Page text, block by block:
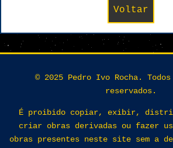
Voltar
© 2025 Pedro Ivo Rocha.
reservados.
É proibido copiar, exibir,
criar obras derivadas ou fazer
obras presentes neste site sem a